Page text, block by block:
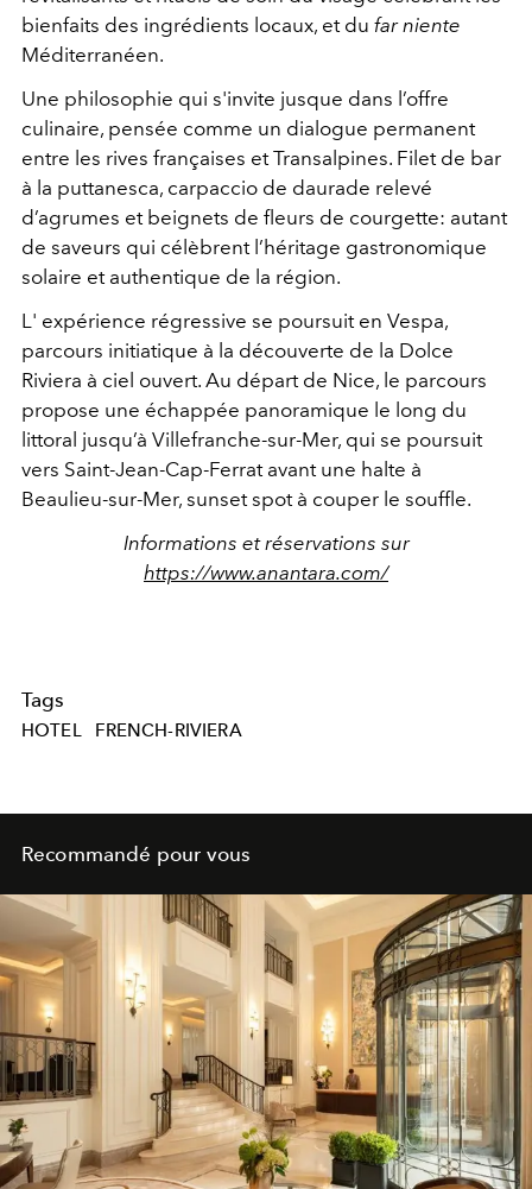
bienfaits des ingrédients locaux, et du far niente
Méditerranéen.
Une philosophie qui s'invite jusque dans l’offre
culinaire, pensée comme un dialogue permanent
entre les rives françaises et Transalpines. Filet de bar
à la puttanesca, carpaccio de daurade relevé
d’agrumes et beignets de fleurs de courgette: autant
de saveurs qui célèbrent l’héritage gastronomique
solaire et authentique de la région.
L' expérience régressive se poursuit en Vespa,
parcours initiatique à la découverte de la Dolce
Riviera à ciel ouvert. Au départ de Nice, le parcours
propose une échappée panoramique le long du
littoral jusqu’à Villefranche-sur-Mer, qui se poursuit
vers Saint-Jean-Cap-Ferrat avant une halte à
Beaulieu-sur-Mer, sunset spot à couper le souffle.
Informations et réservations sur
https://www.anantara.com/
Tags
HOTEL FRENCH-RIVIERA
Recommandé pour vous